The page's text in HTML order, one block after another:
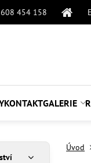
454 158
KONTAKTGALERIE
Úvod